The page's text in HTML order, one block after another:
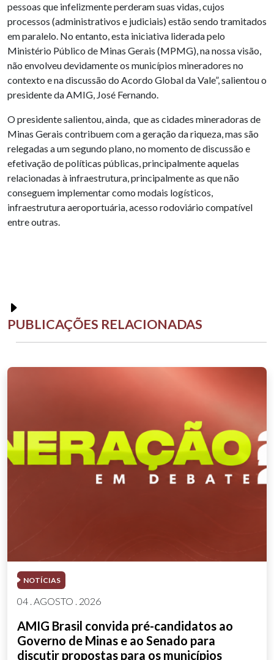
pessoas que infelizmente perderam suas vidas, cujos
processos (administrativos e judiciais) estão sendo tramitados
em paralelo. No entanto, esta iniciativa liderada pelo
Ministério Público de Minas Gerais (MPMG), na nossa visão,
não envolveu devidamente os municípios mineradores no
contexto e na discussão do Acordo Global da Vale”, salientou o
presidente da AMIG, José Fernando.
O presidente salientou, ainda, que as cidades mineradoras de
Minas Gerais contribuem com a geração da riqueza, mas são
relegadas a um segundo plano, no momento de discussão e
efetivação de políticas públicas, principalmente aquelas
relacionadas à infraestrutura, principalmente as que não
conseguem implementar como modais logísticos,
infraestrutura aeroportuária, acesso rodoviário compatível
entre outras.
PUBLICAÇÕES RELACIONADAS
NOTÍCIAS
04 . AGOSTO . 2026
AMIG Brasil convida pré-candidatos ao
Governo de Minas e ao Senado para
discutir propostas para os municípios